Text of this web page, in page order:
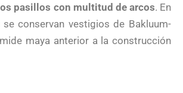
pasillos con multitud de arcos. En
conservan vestigios de Bakluum-
maya anterior a la construcción